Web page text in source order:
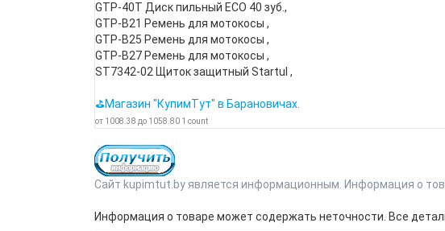
GTP-40T Диск пильный ECO 40 зуб.,
GTP-B21 Ремень для мотокосы ,
GTP-B25 Ремень для мотокосы ,
GTP-B27 Ремень для мотокосы ,
ST7342-02 Щиток защитный Startul ,
⛳Магазин "КупимТут" в Барановичах.
от 1008.38 до 1058.80 1 count
Сайт kupimtut.by является информационным. Информация о
Информация о товаре может содержать неточности. Все